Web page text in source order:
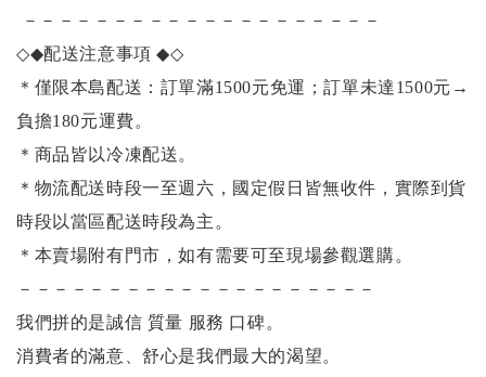
－－－－－－－－－－－－－－－－－－－－
◇◆配送注意事項◆◇
＊僅限本島配送：訂單滿1500元免運；訂單未達1500元 →
負擔180元運費。
＊商品皆以冷凍配送。
＊物流配送時段一至週六，國定假日皆無收件，實際到貨
時段以當區配送時段為主。
＊本賣場附有門市，如有需要可至現場參觀選購。
－－－－－－－－－－－－－－－－－－－－
我們拼的是誠信 質量 服務 口碑。
消費者的滿意、舒心是我們最大的渴望。